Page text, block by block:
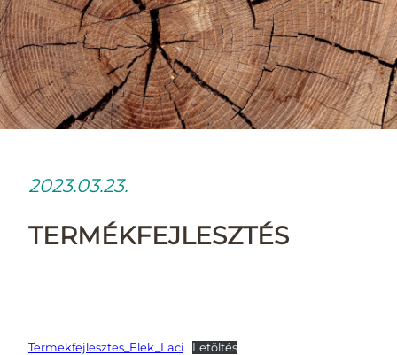
2023.03.23.
TERMÉKFEJLESZTÉS
Termekfejlesztes_Elek_Laci Letöltés